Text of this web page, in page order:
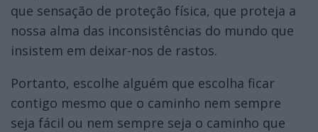
que sensação de proteção física, que proteja a
nossa alma das inconsistências do mundo que
insistem em deixar-nos de rastos.
Portanto, escolhe alguém que escolha ficar
contigo mesmo que o caminho nem sempre
seja fácil ou nem sempre seja o caminho que